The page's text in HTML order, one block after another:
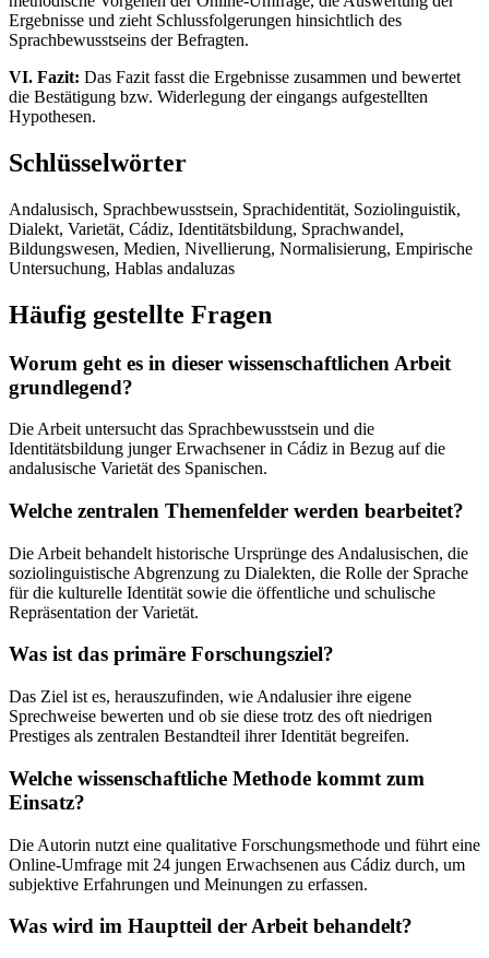
Ergebnisse und zieht Schlussfolgerungen hinsichtlich des
Sprachbewusstseins der Befragten.
VI. Fazit: Das Fazit fasst die Ergebnisse zusammen und bewertet
die Bestätigung bzw. Widerlegung der eingangs aufgestellten
Hypothesen.
Schlüsselwörter
Andalusisch, Sprachbewusstsein, Sprachidentität, Soziolinguistik,
Dialekt, Varietät, Cádiz, Identitätsbildung, Sprachwandel,
Bildungswesen, Medien, Nivellierung, Normalisierung, Empirische
Untersuchung, Hablas andaluzas
Häufig gestellte Fragen
Worum geht es in dieser wissenschaftlichen Arbeit
grundlegend?
Die Arbeit untersucht das Sprachbewusstsein und die
Identitätsbildung junger Erwachsener in Cádiz in Bezug auf die
andalusische Varietät des Spanischen.
Welche zentralen Themenfelder werden bearbeitet?
Die Arbeit behandelt historische Ursprünge des Andalusischen, die
soziolinguistische Abgrenzung zu Dialekten, die Rolle der Sprache
für die kulturelle Identität sowie die öffentliche und schulische
Repräsentation der Varietät.
Was ist das primäre Forschungsziel?
Das Ziel ist es, herauszufinden, wie Andalusier ihre eigene
Sprechweise bewerten und ob sie diese trotz des oft niedrigen
Prestiges als zentralen Bestandteil ihrer Identität begreifen.
Welche wissenschaftliche Methode kommt zum
Einsatz?
Die Autorin nutzt eine qualitative Forschungsmethode und führt eine
Online-Umfrage mit 24 jungen Erwachsenen aus Cádiz durch, um
subjektive Erfahrungen und Meinungen zu erfassen.
Was wird im Hauptteil der Arbeit behandelt?